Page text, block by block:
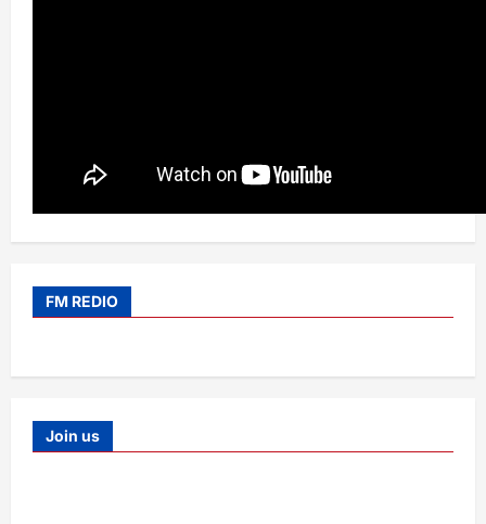
FM REDIO
Join us